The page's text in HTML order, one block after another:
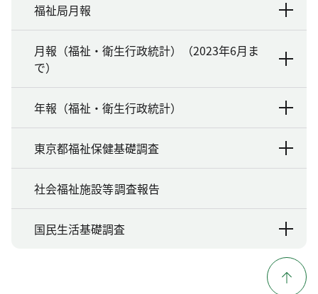
福祉局月報
月報（福祉・衛生行政統計）（2023年6月ま
で）
年報（福祉・衛生行政統計）
東京都福祉保健基礎調査
社会福祉施設等調査報告
国民生活基礎調査